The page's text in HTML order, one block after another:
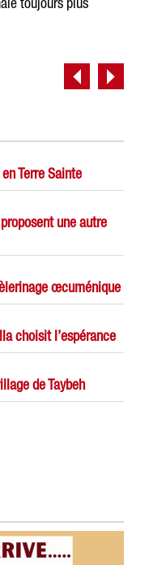
Terre Sainte
une autre
œcuménique
choisit l’espérance
de Taybeh